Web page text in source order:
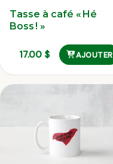
Tasse à café « Hé
Boss ! »
17.00 $ AJOUTER